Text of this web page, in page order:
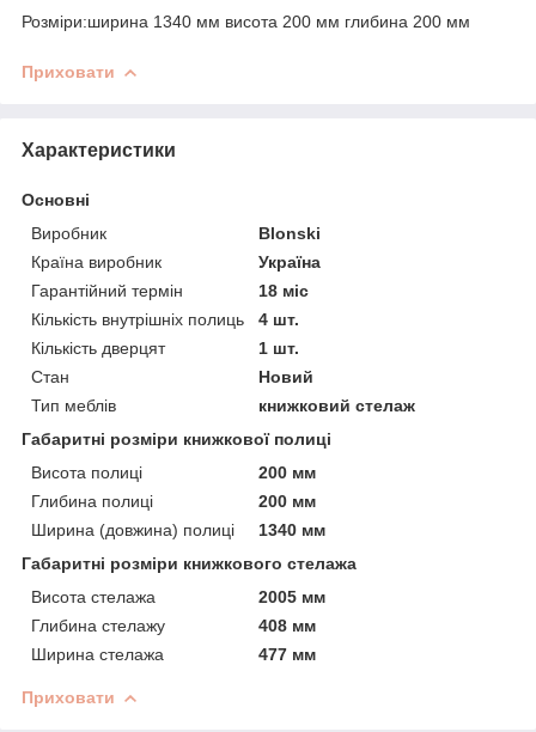
Розміри:ширина 1340 мм висота 200 мм глибина 200 мм
Приховати
Характеристики
Основні
Виробник
Blonski
Країна виробник
Україна
Гарантійний термін
18 міс
Кількість внутрішніх полиць
4 шт.
Кількість дверцят
1 шт.
Стан
Новий
Тип меблів
книжковий стелаж
Габаритні розміри книжкової полиці
Висота полиці
200 мм
Глибина полиці
200 мм
Ширина (довжина) полиці
1340 мм
Габаритні розміри книжкового стелажа
Висота стелажа
2005 мм
Глибина стелажу
408 мм
Ширина стелажа
477 мм
Приховати